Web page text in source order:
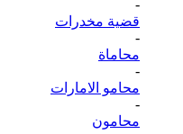
-
قضية مخدرات
-
محاماة
-
محامو الامارات
-
محامون